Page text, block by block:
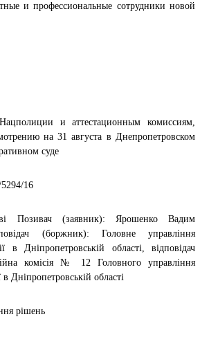
и профессиональные сотрудники новой
и аттестационным комиссиям,
на 31 августа в Днепропетровском
суде
16
Позивач (заявник): Ярошенко Вадим
(боржник): Головне управління
в Дніпропетровській області, відповідач
комісія № 12 Головного управління
в Дніпропетровській області
рішень